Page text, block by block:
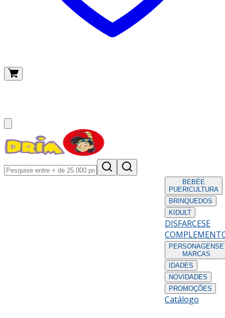
BEBÉE
PUERICULTURA
BRINQUEDOS
KIDULT
DISFARCESE
PERSONAGENS E
MARCAS
IDADES
NOVIDADES
PROMOÇÕES
Catálogo